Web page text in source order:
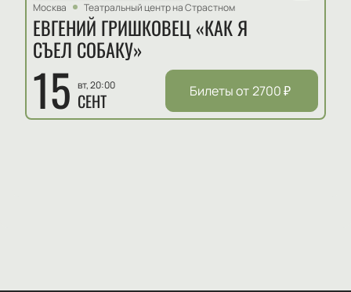
Москва
Театральный центр на Страстном
ЕВГЕНИЙ ГРИШКОВЕЦ «КАК Я
СЪЕЛ СОБАКУ»
15 вт, 20:00
СЕНТ Билеты от2700₽